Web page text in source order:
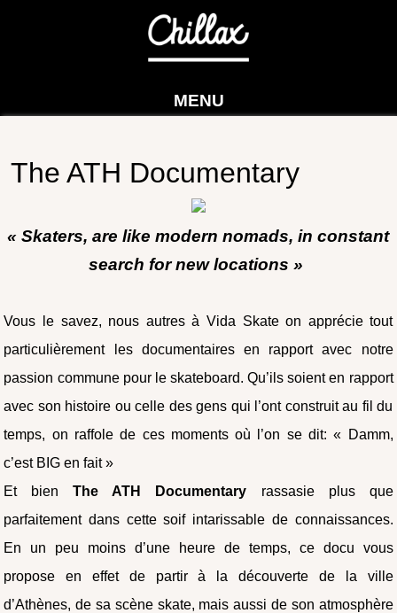
MENU
The ATH Documentary
« Skaters, are like modern nomads, in constant
search for new locations »
Vous le savez, nous autres à Vida Skate on apprécie tout
particulièrement les documentaires en rapport avec notre
passion commune pour le skateboard. Qu’ils soient en rapport
avec son histoire ou celle des gens qui l’ont construit au fil du
temps, on raffole de ces moments où l’on se dit: « Damm,
c’est BIG en fait »
Et bienThe ATH Documentary rassasie plus que
parfaitement dans cette soif intarissable de connaissances.
En un peu moins d’une heure de temps, ce docu vous
propose en effet de partir à la découverte de la ville
d’Athènes, de sa scène skate, mais aussi de son atmosphère